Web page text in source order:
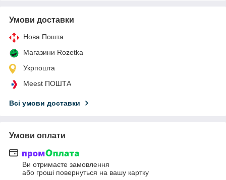
Умови доставки
Нова Пошта
Магазини Rozetka
Укрпошта
Meest ПОШТА
Всі умови доставки
Умови оплати
Ви отримаєте замовлення
або гроші повернуться на вашу картку